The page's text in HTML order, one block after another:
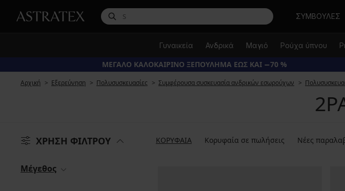
Αναζήτηση
ΣΥΜΒΟΥΛΕΣ
Γυναικεία Ανδρικά Μαγιό Ρούχα ύπνου
ΜΕΓΑΛΟ ΚΑΛΟΚΑΙΡΙΝΟ ΞΕΠΟΥΛΗΜΑ ΕΩΣ ΚΑΙ −70 %
Αρχική Εξερεύνηση Πολυσυσκευασίες Συμφέρουσα συσκευασία ανδρικών εσωρούχων
ΧΡΗΣΗ ΦΙΛΤΡΟΥ ΚΟΡΥΦΑΙΑ Κορυφαία σε πωλήσεις Νέες
Μέγεθος